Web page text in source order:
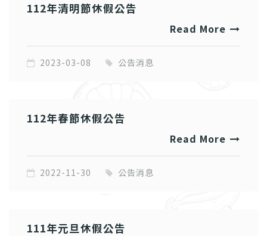
112年清明節休假公告
Read More
2023-03-08 公告消息
112年春節休假公告
Read More
2022-11-30 公告消息
111年元旦休假公告